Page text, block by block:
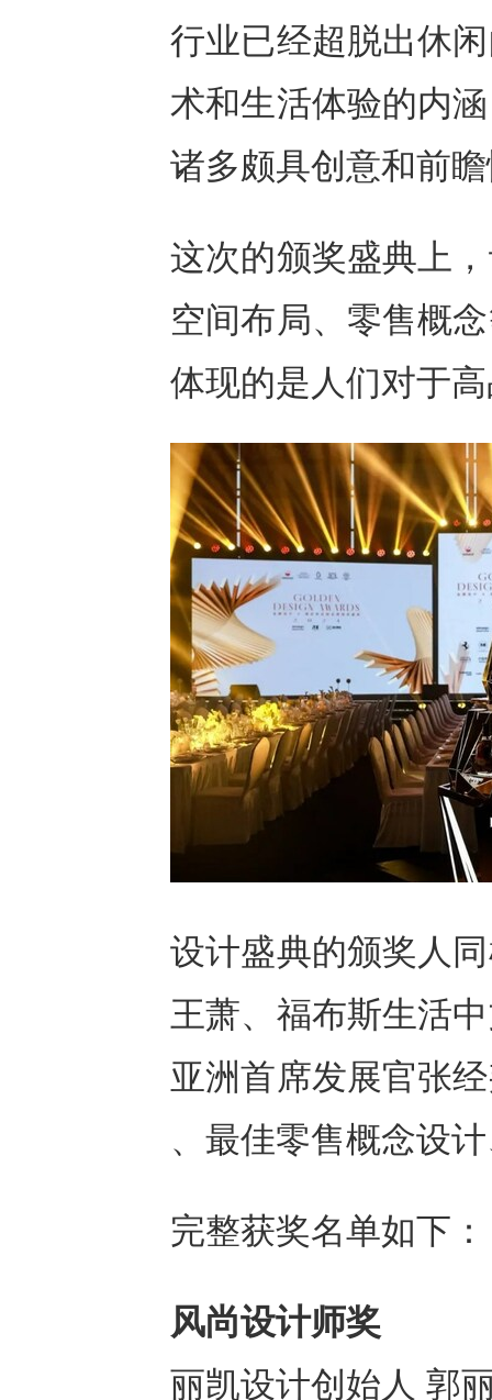
行业已经超脱出休
术和生活体验的内
诸多颇具创意和前
这次的颁奖盛典上
空间布局、零售概
体现的是人们对于
设计盛典的颁奖人
王萧、福布斯生活
亚洲首席发展官张
、最佳零售概念设
完整获奖名单如下：
风尚设计师奖
丽凯设计创始人 郭